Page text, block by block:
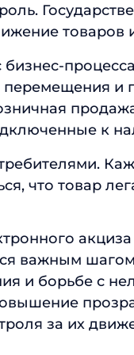
товаров
бизнес-
перемещения и
к
что товар
важным
и борьбе с
за их